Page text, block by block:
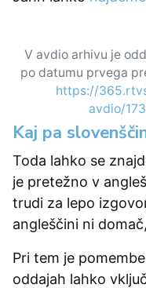
V avdio arhivu je
po datumu prvega
https://
avdio/
Kaj pa
Toda lahko se
je pretežno v
trudi za lepo
angleščini ni
Pri tem je
oddajah lahko